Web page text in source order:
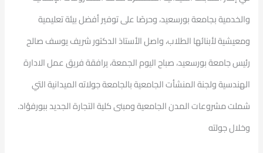
والخدمية بجامعة بورسعيد، وحرصًا على توفير أفضل بيئة تعليمية
ومعيشية لأبنائها الطلاب، واصل الأستاذ الدكتور شريف يوسف صالح
رئيس جامعة بورسعيد، صباح اليوم الجمعة، يرافقة فريق عمل الادارة
الهندسية ولجنة المنشأت الجامعية بالجامعة جولاته الميدانية التي
شملت مشروعات المدن الجامعية ومبنى كلية التجارة الجديد ببورفؤاد.
وخلال جولته
وإنشاء
كلية
التجارة
الجديدة”